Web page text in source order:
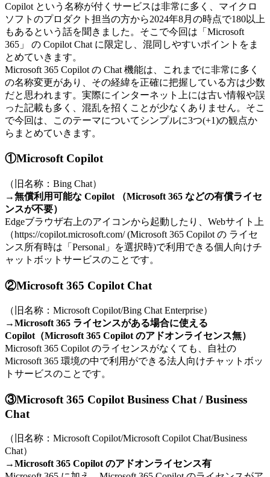
Copilot という名称が付くサービスは非常に多く、マイクロ
ソフトのプロダクト担当の方から2024年8月の時点で180以上
もあるという話を聞きました。そこで今回は「Microsoft
365」 の Copilot Chat に限定し、混同しやすいポイントをま
とめていきます。
Microsoft 365 Copilot の Chat 機能は、これまでに非常に多く
の名称変更があり、その経緯を正確に把握している方は少数
だと思われます。実際にインターネット上には古い情報や誤
った記載も多く、混乱を招くことが少なくありません。そこ
で今回は、このテーマについてシンプルに3つ(+1)の観点か
らまとめていきます。
①Microsoft Copilot
（旧名称：Bing Chat）
→無償利用可能な Copilot （Microsoft 365 などの有償ライセ
ンスが不要）
Edgeブラウザ右上のアイコンから起動したり、Webサイト上
（https://copilot.microsoft.com/ (Microsoft 365 Copilot の ライセ
ンス所有時は「Personal」を選択時)で利用できる個人向けチ
ャットボットサービスのことです。
②Microsoft 365 Copilot Chat
（旧名称：Microsoft Copilot/Bing Chat Enterprise）
→Microsoft 365 ライセンスがある場合に使える
Copilot（Microsoft 365 Copilot のアドオンライセンス無）
Microsoft 365 Copilot のライセンスがなくても、自社の
Microsoft 365 環境の中で利用ができる法人向けチャットボッ
トサービスのことです。
③Microsoft 365 Copilot Business Chat / Business
Chat
（旧名称：Microsoft Copilot/Microsoft Copilot Chat/Business
Chat）
→Microsoft 365 Copilot のアドオンライセンス有